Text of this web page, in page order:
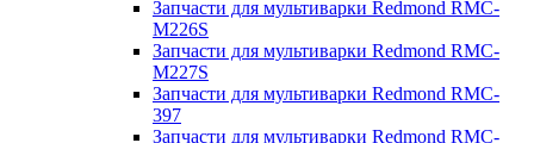
Запчасти для мультиварки Redmond RMC-
M226S
Запчасти для мультиварки Redmond RMC-
M227S
Запчасти для мультиварки Redmond RMC-
397
Запчасти для мультиварки Redmond RMC-